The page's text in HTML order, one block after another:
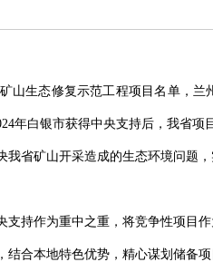
山生态修复示范工程项目名单，
年白银市获得中央支持后，我省项
省矿山开采造成的生态环境问题
持作为重中之重，将竞争性项目
合本地特色优势，精心谋划储备